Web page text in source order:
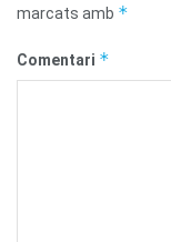
marcats amb *
Comentari *